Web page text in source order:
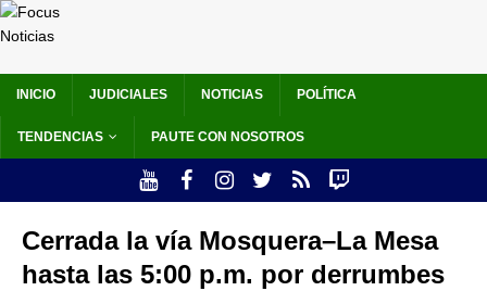
INICIO JUDICIALES NOTICIAS POLÍTICA
TENDENCIAS PAUTE CON NOSOTROS
Cerrada la vía Mosquera–La Mesa
hasta las 5:00 p.m. por derrumbes